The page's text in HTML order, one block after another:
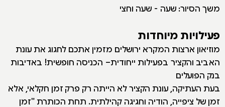
משך הסיור: שעה - שעה וחצי
פעילויות מיוחדות
מוזיאון ארצות המקרא ירושלים מזמין אתכם לחגוג את עונת
האביב והקציר בפעילות ייחודית– הכניסה חופשית! באדיבות
בנק הפועלים
בעת העתיקה, עונת הקציר לא הייתה רק פרק זמן חקלאי, אלא
זמן של ציפייה, הודיה וחגיגה קהילתית. תחת הכותרת "זמן